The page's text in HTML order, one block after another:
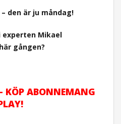
den är ju måndag!
experten Mikael
gången?
KÖP ABONNEMANG